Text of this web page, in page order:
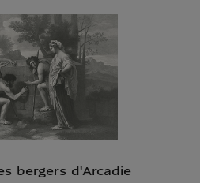
bergers d'Arcadie